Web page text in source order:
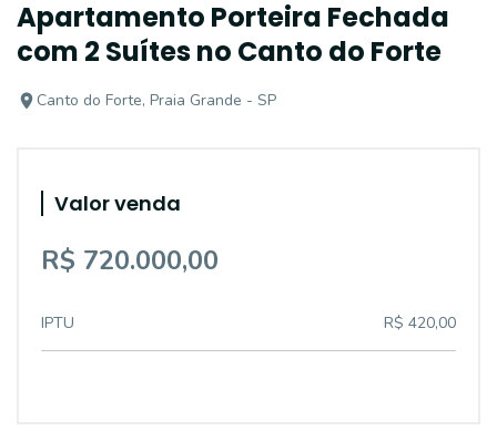
Apartamento Porteira Fechada
com 2 Suítes no Canto do Forte
Canto do Forte, Praia Grande - SP
Valor venda
R$ 720.000,00
IPTU R$ 420,00